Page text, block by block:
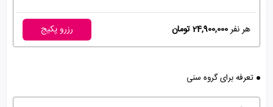
هر نفر24,900,000 تومان رزرو پکیج
تعرفه برای گروه سنی